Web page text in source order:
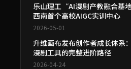
乐山理工“AI漫剧产教融合基
西南首个高校AIGC实训中心
2026-05-01
升维画布发布创作者成长体系
漫剧工具的完整进阶路径
2026-04-24